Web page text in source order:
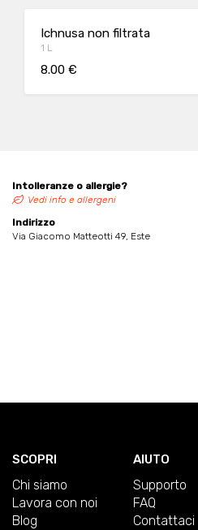
Ichnusa non filtrata
1 L
8.00 €
Intolleranze o allergie?
Vedi info e allergeni
Indirizzo
Via Giacomo Matteotti 49, Este
SCOPRI
Chi siamo
Lavora con noi
Blog
AIUTO
Supporto
FAQ
Contattaci